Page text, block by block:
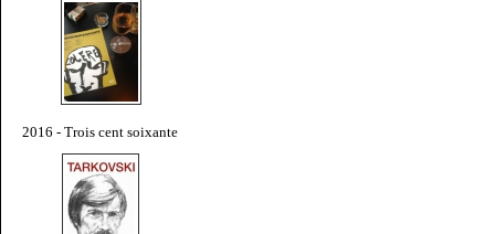
2016 - Trois cent soixante